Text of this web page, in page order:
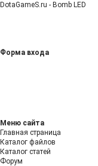
DotaGameS.ru - Bomb LED
Форма входа
Меню сайта
Главная страница
Каталог файлов
Каталог статей
Форум